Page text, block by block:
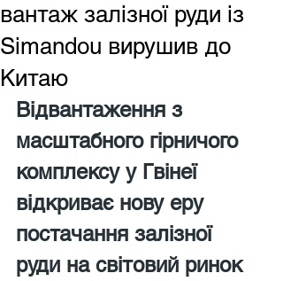
вантаж залізної руди із
Simandou вирушив до
Китаю
Відвантаження з
масштабного гірничого
комплексу у Гвінеї
відкриває нову еру
постачання залізної
руди на світовий ринок